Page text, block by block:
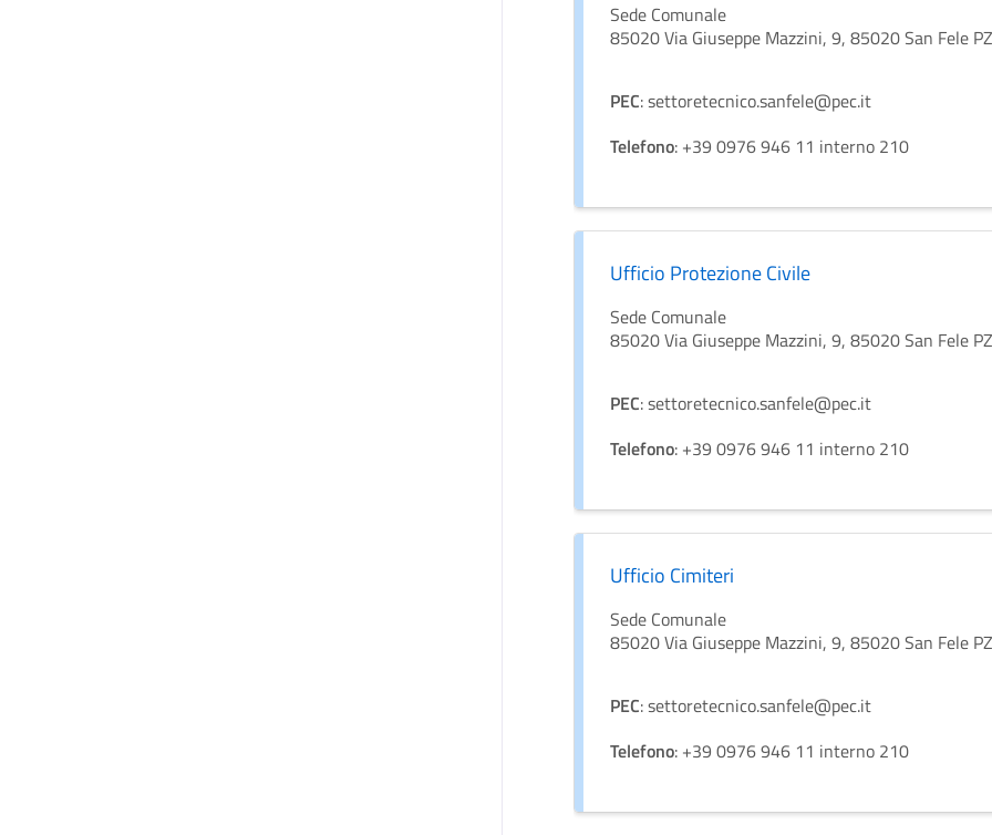
Sede Comunale
85020 Via Giuseppe Mazzini, 9, 85020 San Fele
PEC: settoretecnico.sanfele@pec.it
Telefono: +39 0976 946 11 interno 210
Ufficio Protezione Civile
Sede Comunale
85020 Via Giuseppe Mazzini, 9, 85020 San Fele
PEC: settoretecnico.sanfele@pec.it
Telefono: +39 0976 946 11 interno 210
Ufficio Cimiteri
Sede Comunale
85020 Via Giuseppe Mazzini, 9, 85020 San Fele
PEC: settoretecnico.sanfele@pec.it
Telefono: +39 0976 946 11 interno 210